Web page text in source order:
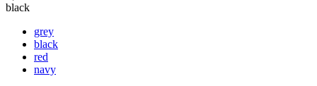
black
grey
black
red
navy